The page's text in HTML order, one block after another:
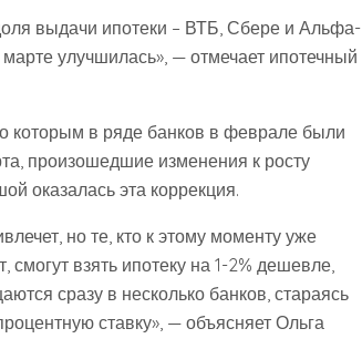
выдачи ипотеки – ВТБ, Сбере и Альфа-
улучшилась», — отмечает ипотечный
которым в ряде банков в феврале были
произошедшие изменения к росту
оказалась эта коррекция.
но те, кто к этому моменту уже
взять ипотеку на 1-2% дешевле,
сразу в несколько банков, стараясь
ставку», — объясняет Ольга